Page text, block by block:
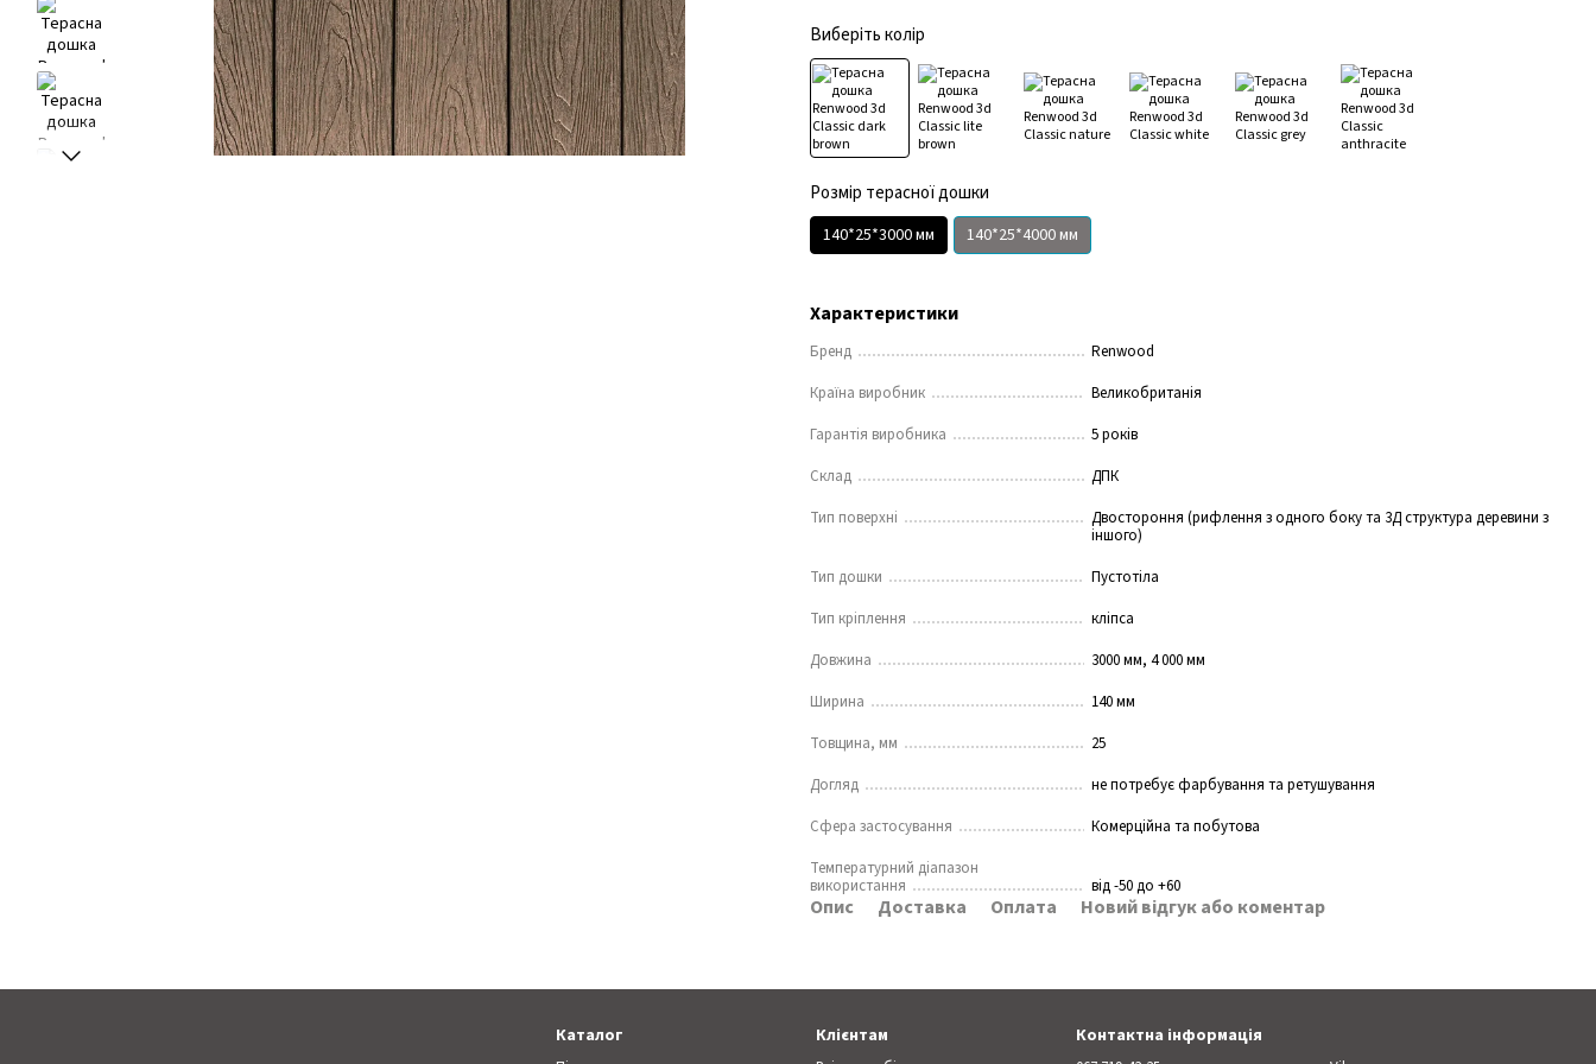
Виберіть колір
Розмір терасної дошки
140*25*3000 мм 140*25*4000 мм
Характеристики
Бренд
Renwood
Країна виробник
Великобританія
Гарантія виробника
5 років
Склад
ДПК
Тип поверхні
Двостороння (рифлення з одного боку та 3Д структура деревини з
іншого)
Тип дошки
Пустотіла
Тип кріплення
кліпса
Довжина
3000 мм, 4 000 мм
Ширина
140 мм
Товщина, мм
25
Догляд
не потребує фарбування та ретушування
Сфера застосування
Комерційна та побутова
Температурний діапазон
використання
від -50 до +60
Опис Доставка Оплата Новий відгук або коментар
Каталог Клієнтам Контактна інформація